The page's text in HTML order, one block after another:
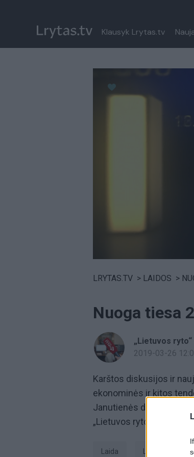
Klausyk Lrytas.tv
LRYTAS.TV > LAIDOS >
Nuoga tiesa
„Lietuvos
2019-03-26
Karštos diskusijos ir
ekonominės ir kitos
Janutienės diskusijų
„Lietuvos ryto“ televiziją.
laida laida Nuoga